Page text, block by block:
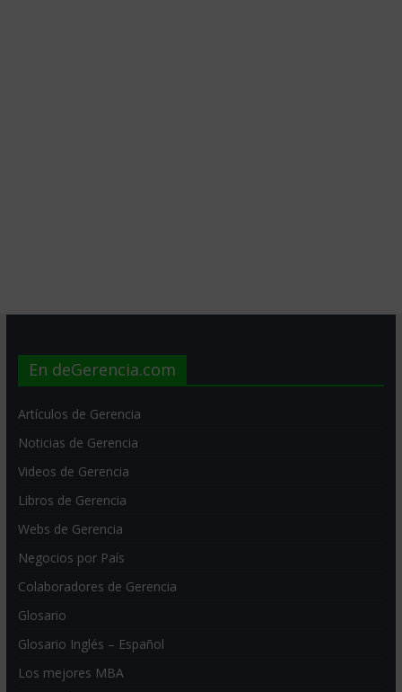
En deGerencia.com
Artículos de Gerencia
Noticias de Gerencia
Videos de Gerencia
Libros de Gerencia
Webs de Gerencia
Negocios por País
Colaboradores de Gerencia
Glosario
Glosario Inglés – Español
Los mejores MBA